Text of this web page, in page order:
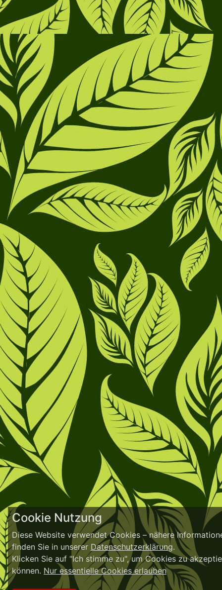
Cookie Nutzung
Diese Website verwendet Cookies – nähere
finden Sie in unserer Datenschutzerklärung.
Klicken Sie auf "Ich stimme zu", um Cookies zu
können. Nur essentielle Cookies erlauben